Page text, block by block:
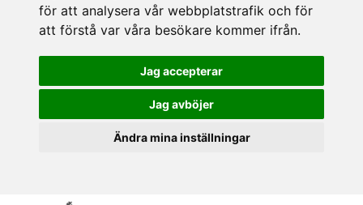
för att analysera vår webbplatstrafik och för
att förstå var våra besökare kommer ifrån.
Jag accepterar
Jag avböjer
Ändra mina inställningar